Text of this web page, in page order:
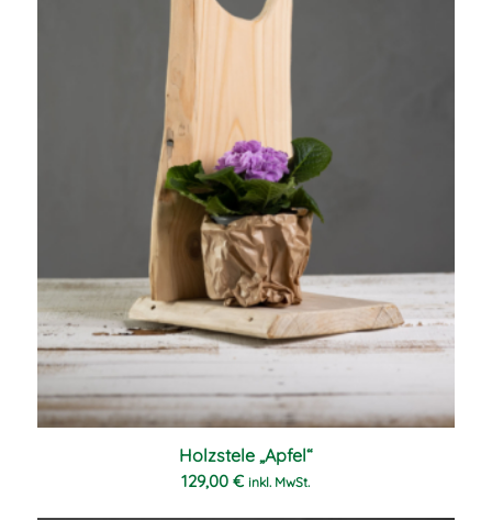
5.00
Holzstele „Apfel“
129,00€ inkl. MwSt.